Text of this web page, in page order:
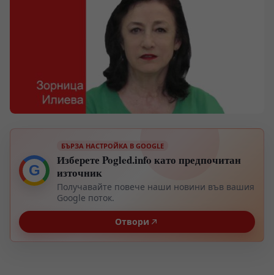
G
БЪРЗА НАСТРОЙКА В GOOGLE
Изберете Pogled.info като предпочитан
източник
Получавайте повече наши новини във вашия
Google поток.
Отвори